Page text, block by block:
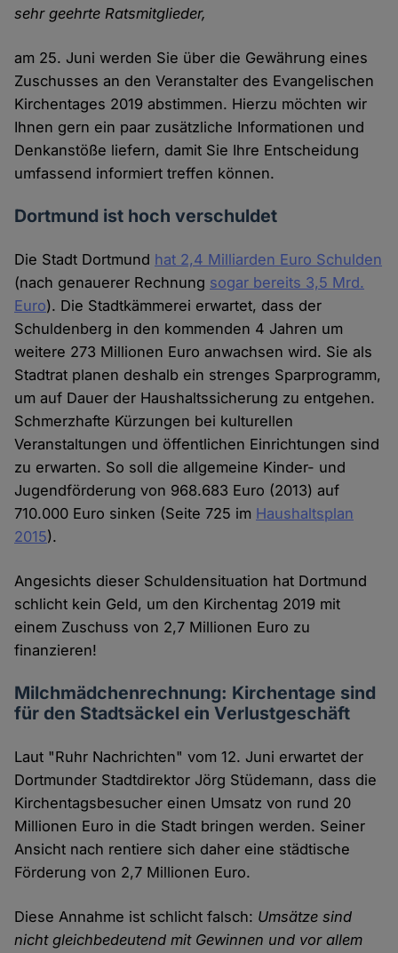
sehr geehrte Ratsmitglieder,
am 25. Juni werden Sie über die Gewährung eines
Zuschusses an den Veranstalter des Evangelischen
Kirchentages 2019 abstimmen. Hierzu möchten wir
Ihnen gern ein paar zusätzliche Informationen und
Denkanstöße liefern, damit Sie Ihre Entscheidung
umfassend informiert treffen können.
Dortmund ist hoch verschuldet
Die Stadt Dortmund hat 2,4 Milliarden Euro Schulden
(nach genauerer Rechnung sogar bereits 3,5 Mrd.
Euro). Die Stadtkämmerei erwartet, dass der
Schuldenberg in den kommenden 4 Jahren um
weitere 273 Millionen Euro anwachsen wird. Sie als
Stadtrat planen deshalb ein strenges Sparprogramm,
um auf Dauer der Haushaltssicherung zu entgehen.
Schmerzhafte Kürzungen bei kulturellen
Veranstaltungen und öffentlichen Einrichtungen sind
zu erwarten. So soll die allgemeine Kinder- und
Jugendförderung von 968.683 Euro (2013) auf
710.000 Euro sinken (Seite 725 im Haushaltsplan
2015).
Angesichts dieser Schuldensituation hat Dortmund
schlicht kein Geld, um den Kirchentag 2019 mit
einem Zuschuss von 2,7 Millionen Euro zu
finanzieren!
Milchmädchenrechnung: Kirchentage sind
für den Stadtsäckel ein Verlustgeschäft
Laut "Ruhr Nachrichten" vom 12. Juni erwartet der
Dortmunder Stadtdirektor Jörg Stüdemann, dass die
Kirchentagsbesucher einen Umsatz von rund 20
Millionen Euro in die Stadt bringen werden. Seiner
Ansicht nach rentiere sich daher eine städtische
Förderung von 2,7 Millionen Euro.
Diese Annahme ist schlicht falsch: Umsätze sind
nicht gleichbedeutend mit Gewinnen und vor allem